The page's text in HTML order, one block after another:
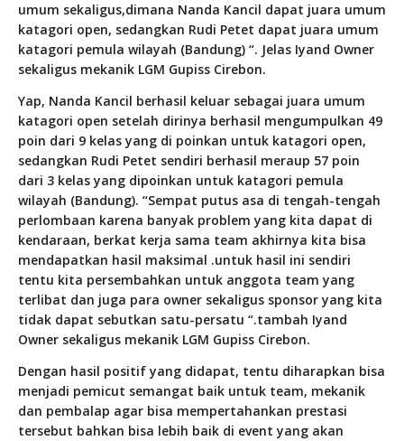
umum sekaligus,dimana Nanda Kancil dapat juara umum
katagori open, sedangkan Rudi Petet dapat juara umum
katagori pemula wilayah (Bandung) “. Jelas Iyand Owner
sekaligus mekanik LGM Gupiss Cirebon.
Yap, Nanda Kancil berhasil keluar sebagai juara umum
katagori open setelah dirinya berhasil mengumpulkan 49
poin dari 9 kelas yang di poinkan untuk katagori open,
sedangkan Rudi Petet sendiri berhasil meraup 57 poin
dari 3 kelas yang dipoinkan untuk katagori pemula
wilayah (Bandung). “Sempat putus asa di tengah-tengah
perlombaan karena banyak problem yang kita dapat di
kendaraan, berkat kerja sama team akhirnya kita bisa
mendapatkan hasil maksimal .untuk hasil ini sendiri
tentu kita persembahkan untuk anggota team yang
terlibat dan juga para owner sekaligus sponsor yang kita
tidak dapat sebutkan satu-persatu “.tambah Iyand
Owner sekaligus mekanik LGM Gupiss Cirebon.
Dengan hasil positif yang didapat, tentu diharapkan bisa
menjadi pemicut semangat baik untuk team, mekanik
dan pembalap agar bisa mempertahankan prestasi
tersebut bahkan bisa lebih baik di event yang akan